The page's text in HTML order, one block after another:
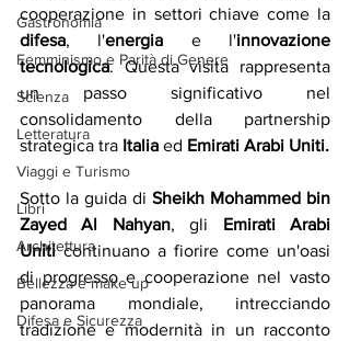
Gastronomia
Femminismo e Parità di Genere
Scienza
Letteratura
Viaggi e Turismo
Libri
Architettura
Bellezza e make up
Difesa e Sicurezza
difesa, l'energia e l'innovazione
tecnologica. Questa visita rappresenta
un passo significativo nel
consolidamento della partnership
strategica tra Italia ed Emirati Arabi Uniti.
Sotto la guida di Sheikh Mohammed bin
Zayed Al Nahyan, gli Emirati Arabi
Uniti continuano a fiorire come un'oasi
di progresso e cooperazione nel vasto
panorama mondiale, intrecciando
tradizione e modernità in un racconto